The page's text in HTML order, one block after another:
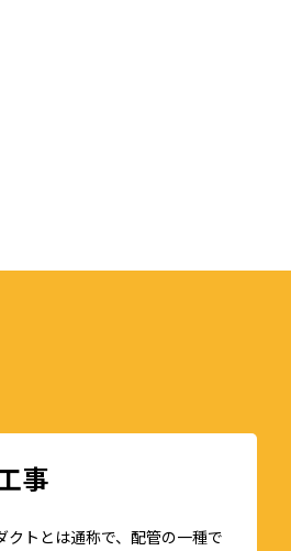
事
クトとは通称で、配管の一種で